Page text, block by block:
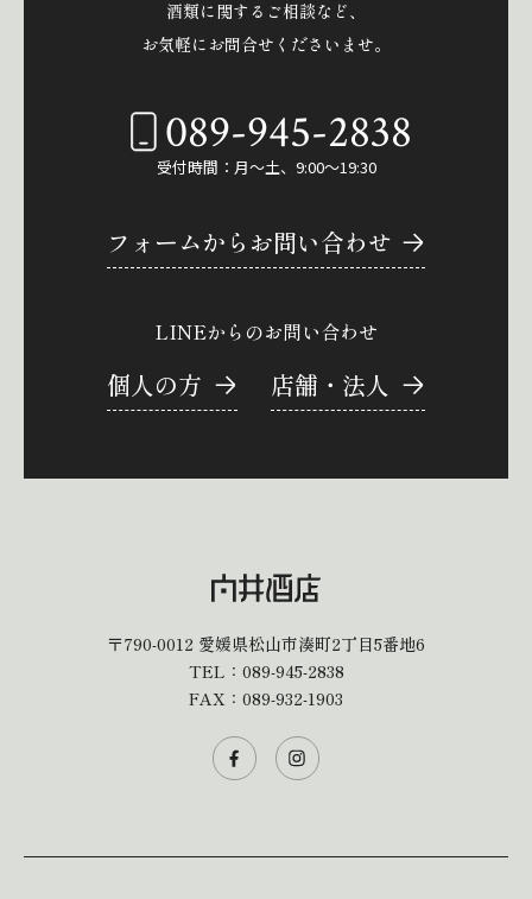
酒類に関するご相談など、
お気軽にお問合せくださいませ。
089-945-2838
受付時間：月～土、9:00～19:30
フォームからお問い合わせ
LINEからのお問い合わせ
個人の方 店舗・法人
〒790-0012 愛媛県松山市湊町2丁目5番地6
TEL： 089-945-2838
FAX：089-932-1903